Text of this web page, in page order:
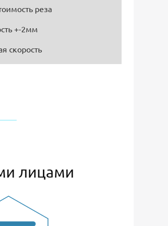
реза
+-2мм
скорость
лицами